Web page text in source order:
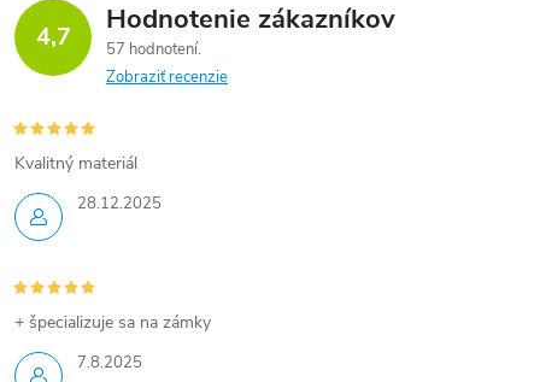
4,7 Hodnotenie zákazníkov
57 hodnotení
Zobraziť recenzie
28.12.2025
Kvalitný materiál
7.8.2025
+ špecializuje sa na zámky